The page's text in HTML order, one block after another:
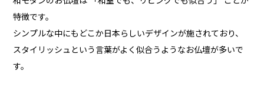
特徴です。
シンプルな中にもどこか日本らしいデザインが施されており、
スタイリッシュという言葉がよく似合うようなお仏壇が多いで
す。